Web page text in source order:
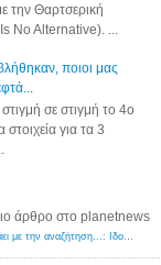
την Θαρτσερική
No Alternative). ...
ποιοι μας
σε στιγμή το 4ο
για τα 3
άρθρο στο planetnews
Λόγιος Ερμής | Η γνώση ξεκινάει με την αναζήτηση...: Ιδού οι 18 που χρωστούν 11 δις ευρώ!